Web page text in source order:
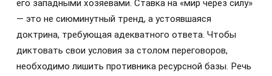
его западными хозяевами. Ставка на «мир через силу»
— это не сиюминутный тренд, а устоявшаяся
доктрина, требующая адекватного ответа. Чтобы
диктовать свои условия за столом переговоров,
необходимо лишить противника ресурсной базы. Речь